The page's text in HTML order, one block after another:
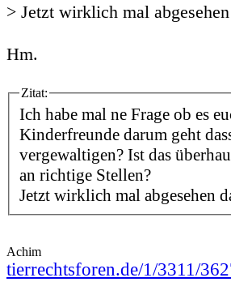
> Jetzt wirklich mal
Hm.
Zitat:
Ich habe mal ne Frage ob es
Kinderfreunde darum geht
vergewaltigen? Ist das
an richtige Stellen?
Jetzt wirklich mal abgesehen
Achim
tierrechtsforen.de/1/3311/